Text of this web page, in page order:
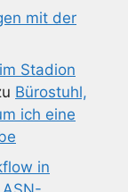
mit der
Stadion
Bürostuhl,
ich eine
in